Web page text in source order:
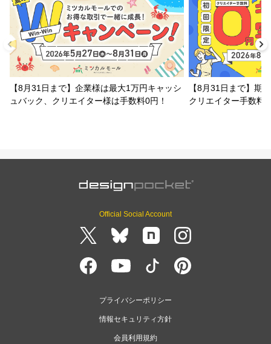
【8月31日まで】企業様は最大1万円キャッシ
ュバック、クリエイター様は手数料0円！
【8月31日まで】期
クリエイター手数料
Official Social Account
プライバシーポリシー
情報セキュリティ方針
会員利用規約